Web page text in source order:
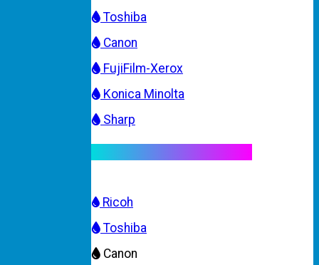
Toshiba
Canon
FujiFilm-Xerox
Konica Minolta
Sharp
Ricoh
Toshiba
Canon